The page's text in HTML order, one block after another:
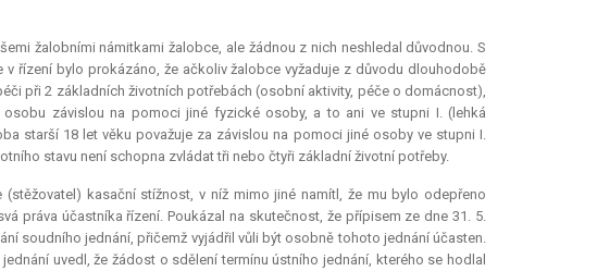
žalobními námitkami žalobce, ale žádnou z nich neshledal důvodnou. S
řízení bylo prokázáno, že ačkoliv žalobce vyžaduje z důvodu dlouhodobě
při 2 základních životních potřebách (osobní aktivity, péče o domácnost),
závislou na pomoci jiné fyzické osoby, a to ani ve stupni I. (lehká
starší 18 let věku považuje za závislou na pomoci jiné osoby ve stupni I.
stavu není schopna zvládat tři nebo čtyři základní životní potřeby.
kasační stížnost, v níž mimo jiné namítl, že mu bylo odepřeno
práva účastníka řízení. Poukázal na skutečnost, že přípisem ze dne 31. 5.
soudního jednání, přičemž vyjádřil vůli být osobně tohoto jednání účasten.
uvedl, že žádost o sdělení termínu ústního jednání, kterého se hodlal